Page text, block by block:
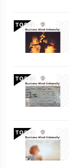
TOP
TOP
TOP